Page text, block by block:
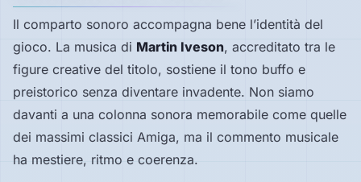
Il comparto sonoro accompagna bene l’identità del
gioco. La musica di Martin Iveson, accreditato tra le
figure creative del titolo, sostiene il tono buffo e
preistorico senza diventare invadente. Non siamo
davanti a una colonna sonora memorabile come quelle
dei massimi classici Amiga, ma il commento musicale
ha mestiere, ritmo e coerenza.